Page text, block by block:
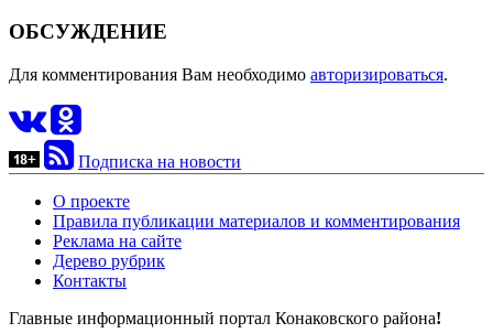
ОБСУЖДЕНИЕ
Для комментирования Вам необходимо авторизироваться.
Подписка на новости
О проекте
Правила публикации материалов и комментирования
Реклама на сайте
Дерево рубрик
Контакты
Главные информационный портал Конаковского района!